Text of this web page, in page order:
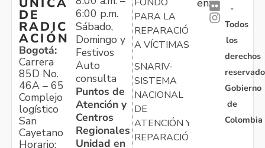
DE
RADIC
ACIÓN
Bogotá:
Carrera
85D No.
46A – 65
Complejo
logístico
San
Cayetano
Horario:
6:00 p.m.
Sábado,
Domingo y
Festivos
Auto
consulta
Puntos de
Atención y
Centros
Regionales
Unidad en
PARA LA
REPARACIÓN
A VÍCTIMAS
SNARIV-
SISTEMA
NACIONAL
DE
ATENCIÓN Y
REPARACIÓN
en:
-
Todos
los
derechos
Gobierno
de
Colombia